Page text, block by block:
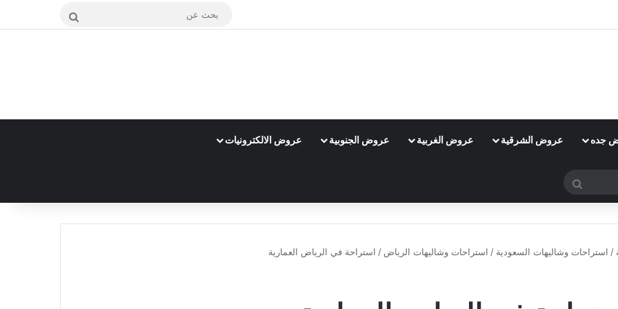
بحث
جده عروض الشرقية عروض الغربية عروض الجنوبية عروض الالكترونيات
بحث
/ استراحات وشاليهات السعودية / استراحات وشاليهات الرياض / استراحة في الرياض العمارية